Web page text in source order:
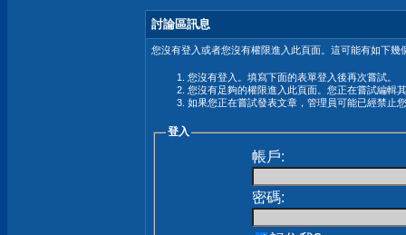
討論區訊息
您沒有登入或者您沒有權限進入此頁面。這可能有如下幾
您沒有登入。填寫下面的表單登入後再次嘗試。
您沒有足夠的權限進入此頁面。您正在嘗試編輯
如果您正在嘗試發表文章，管理員可能已經禁止
登入
帳戶:
密碼: